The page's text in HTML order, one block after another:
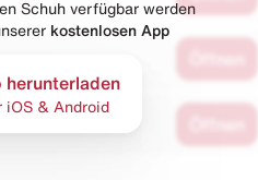
Schuh verfügbar werden
kostenlosen App
herunterladen
iOS & Android